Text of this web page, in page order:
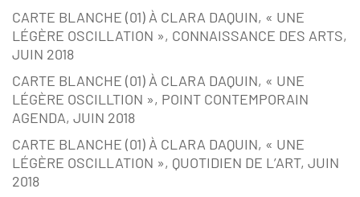
CARTE BLANCHE (01) À CLARA DAQUIN, « UNE
LÉGÈRE OSCILLATION », CONNAISSANCE DES ARTS,
JUIN 2018
CARTE BLANCHE (01) À CLARA DAQUIN, « UNE
LÉGÈRE OSCILLTION », POINT CONTEMPORAIN
AGENDA, JUIN 2018
CARTE BLANCHE (01) À CLARA DAQUIN, « UNE
LÉGÈRE OSCILLATION », QUOTIDIEN DE L’ART, JUIN
2018